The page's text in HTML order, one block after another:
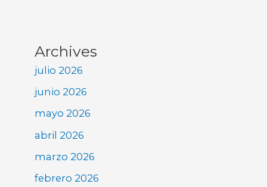
Archives
julio 2026
junio 2026
mayo 2026
abril 2026
marzo 2026
febrero 2026